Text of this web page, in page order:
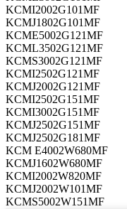
KCMI2002G101MF
KCMJ1802G101MF
KCME5002G121MF
KCML3502G121MF
KCMS3002G121MF
KCMI2502G121MF
KCMJ2002G121MF
KCMI2502G151MF
KCMI3002G151MF
KCMJ2502G151MF
KCMJ2502G181MF
KCM E4002W680MF
KCMJ1602W680MF
KCMI2002W820MF
KCMJ2002W101MF
KCMS5002W151MF